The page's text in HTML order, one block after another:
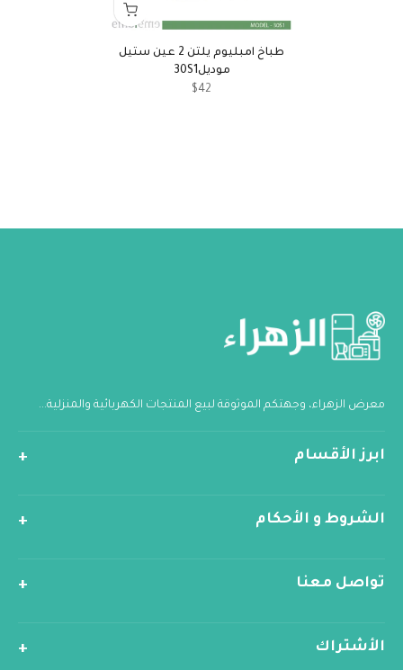
طباخ امبليوم يلتن 2 عين ستيل
موديل30S1
$42
معرض الزهراء، وجهتكم الموثوقة لبيع المنتجات الكهربائية والمنزلية...
ابرز الأقسام
الشروط و الأحكام
تواصل معنا
الأشتراك